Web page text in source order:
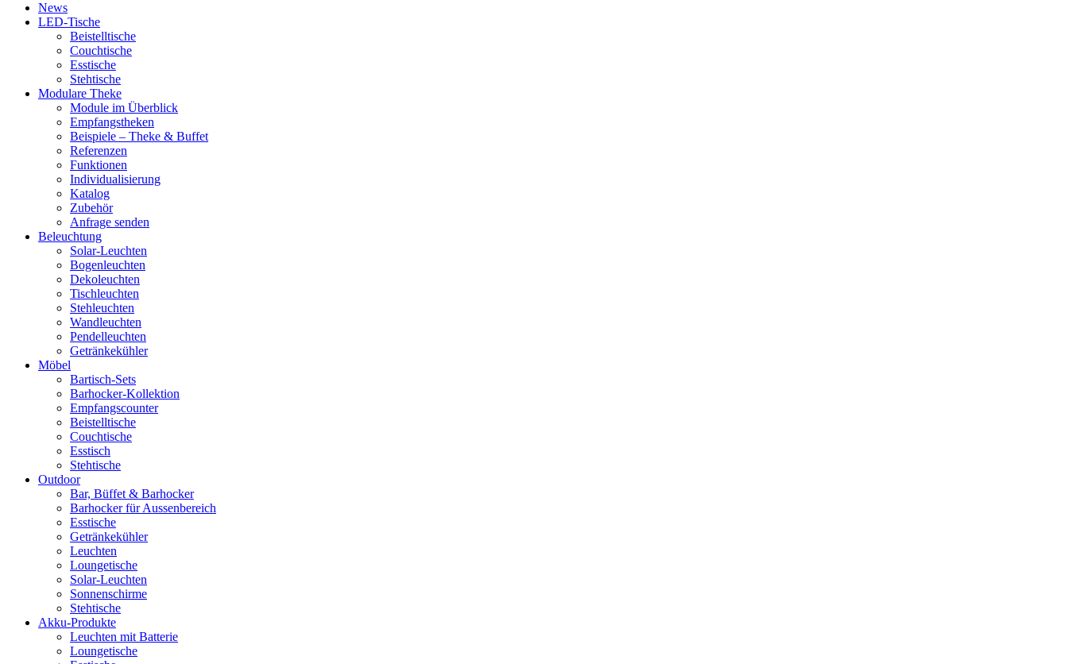
News
LED-Tische
Beistelltische
Couchtische
Esstische
Stehtische
Modulare Theke
Module im Überblick
Empfangstheken
Beispiele – Theke & Buffet
Referenzen
Funktionen
Individualisierung
Katalog
Zubehör
Anfrage senden
Beleuchtung
Solar-Leuchten
Bogenleuchten
Dekoleuchten
Tischleuchten
Stehleuchten
Wandleuchten
Pendelleuchten
Getränkekühler
Möbel
Bartisch-Sets
Barhocker-Kollektion
Empfangscounter
Beistelltische
Couchtische
Esstisch
Stehtische
Outdoor
Bar, Büffet & Barhocker
Barhocker für Aussenbereich
Esstische
Getränkekühler
Leuchten
Loungetische
Solar-Leuchten
Sonnenschirme
Stehtische
Akku-Produkte
Leuchten mit Batterie
Loungetische